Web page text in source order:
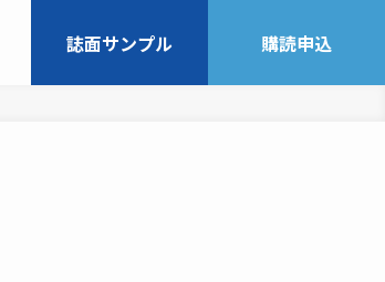
誌面サンプル 購読申込